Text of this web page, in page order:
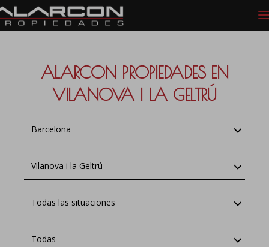
ALARCON PROPIEDADES EN
VILANOVA I LA GELTRÚ
Barcelona
Vilanova i la Geltrú
Todas las situaciones
Todas